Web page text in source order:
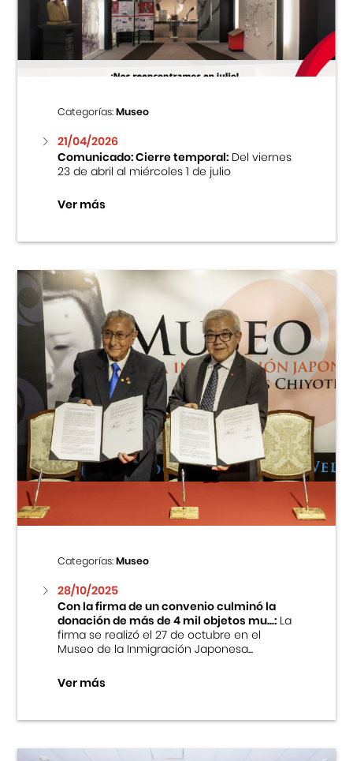
Centro Cultural Peruano Japonés
Museo de la Inmigración Japonesa
Fondo Editorial
Teatro Peruano Japonés
Categorías:Museo
21/04/2026
Comunicado: Cierre temporal:Del viernes
23 de abril al miércoles 1 de julio
Ver más
Categorías:Museo
28/10/2025
Con la firma de un convenio culminó la
donación de más de 4 mil objetos mu...:La
firma se realizó el 27 de octubre en el
Museo de la Inmigración Japonesa...
Ver más